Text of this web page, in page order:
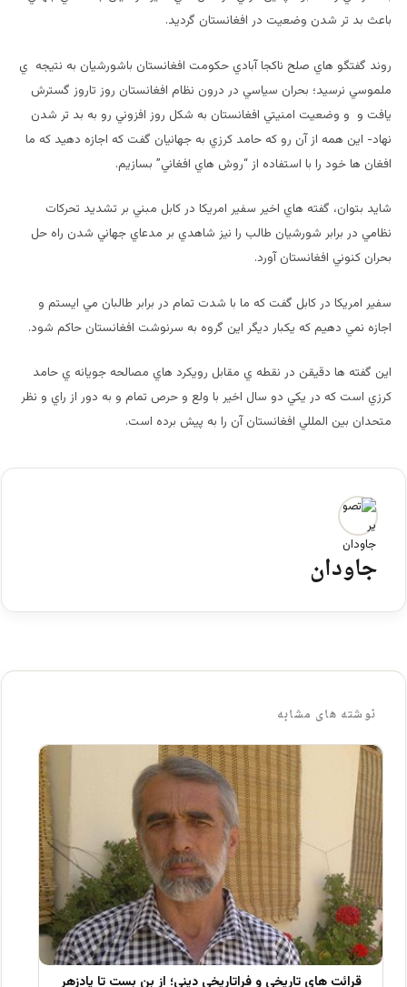
باعث بد تر شدن وضعيت در افغانستان گرديد.
روند گفتگو هاي صلح ناكجا آبادي حكومت افغانستان باشورشيان به نتيجه ي
ملموسي نرسيد؛ بحران سياسي در درون نظام افغانستان روز تاروز گسترش
يافت و و وضعيت امنيتي افغانستان به شكل روز افزوني رو به بد تر شدن
نهاد- اين همه از آن رو كه حامد كرزي به جهانيان گفت كه اجازه دهيد كه ما
افغان ها خود را با استفاده از “روش هاي افغاني” بسازيم.
شايد بتوان، گفته هاي اخير سفير امريكا در كابل مبني بر تشديد تحركات
نظامي در برابر شورشيان طالب را نيز شاهدي بر مدعاي جهاني شدن راه حل
بحران كنوني افغانستان آورد.
سفير امريكا در كابل گفت كه ما با شدت تمام در برابر طالبان مي ايستم و
اجازه نمي دهيم كه يكبار ديگر اين گروه به سرنوشت افغانستان حاكم شود.
اين گفته ها دقيقن در نقطه ي مقابل رويكرد هاي مصالحه جويانه ي حامد
كرزي است كه در يكي دو سال اخير با ولع و حرص تمام و به دور از راي و نظر
متحدان بين المللي افغانستان آن را به پيش برده است.
جاودان
نوشته های مشابه